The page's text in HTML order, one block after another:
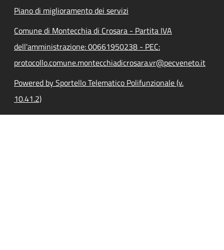
Piano di miglioramento dei servizi
Comune di Montecchia di Crosara - Partita IVA
dell'amministrazione: 00661950238 - PEC:
protocollo.comune.montecchiadicrosara.vr@pecveneto.it
Powered by Sportello Telematico Polifunzionale (v.
10.41.2)